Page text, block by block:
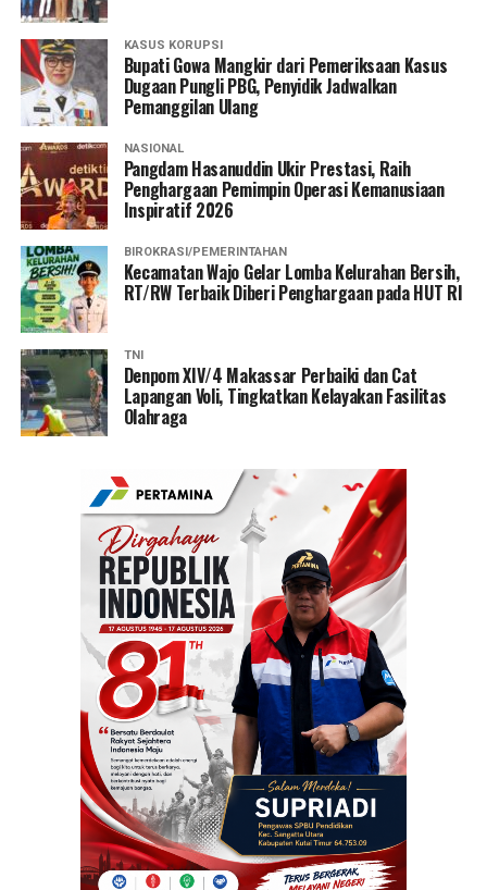
KASUS KORUPSI
Bupati Gowa Mangkir dari Pemeriksaan Kasus
Dugaan Pungli PBG, Penyidik Jadwalkan
Pemanggilan Ulang
NASIONAL
Pangdam Hasanuddin Ukir Prestasi, Raih
Penghargaan Pemimpin Operasi Kemanusiaan
Inspiratif 2026
BIROKRASI/PEMERINTAHAN
Kecamatan Wajo Gelar Lomba Kelurahan Bersih,
RT/RW Terbaik Diberi Penghargaan pada HUT RI
TNI
Denpom XIV/4 Makassar Perbaiki dan Cat
Lapangan Voli, Tingkatkan Kelayakan Fasilitas
Olahraga